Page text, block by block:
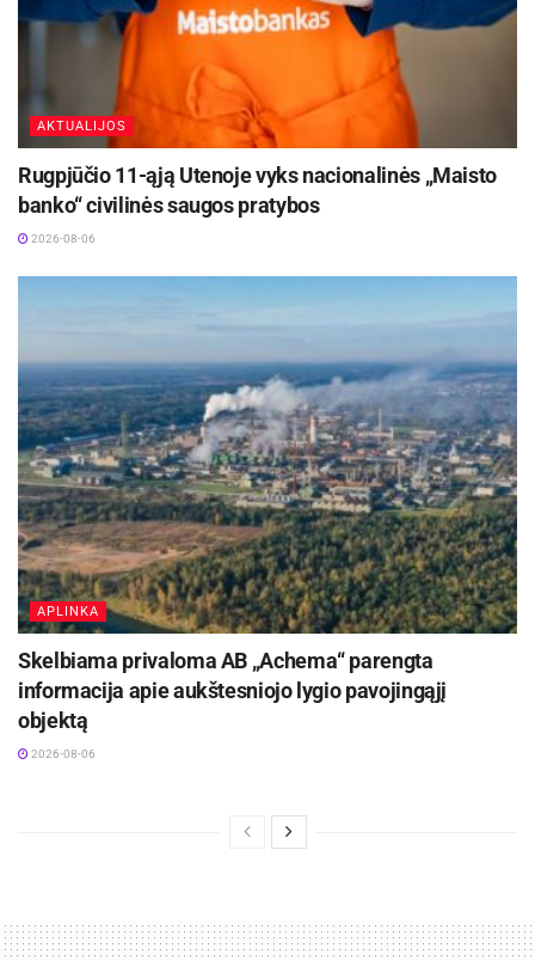
AKTUALIJOS
Rugpjūčio 11-ąją Utenoje vyks nacionalinės „Maisto
banko“ civilinės saugos pratybos
2026-08-06
APLINKA
Skelbiama privaloma AB „Achema“ parengta
informacija apie aukštesniojo lygio pavojingąjį
objektą
2026-08-06